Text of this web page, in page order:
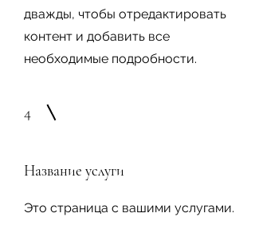
дважды, чтобы отредактировать
контент и добавить все
необходимые подробности.
4
Название услуги
Это страница с вашими услугами.